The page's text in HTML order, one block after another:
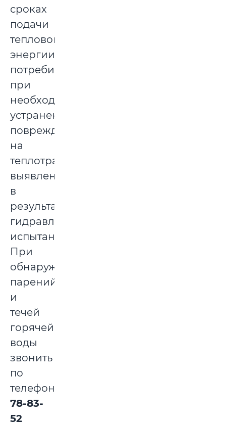
сроках
подачи
тепловой
энергии
потребителям
при
необходимости
устранения
повреждений
на
теплотрассах,
выявленных
в
результате
гидравлических
испытаний.
При
обнаружении
парений
и
течей
горячей
воды
звонить
по
телефонам:
78-83-
52